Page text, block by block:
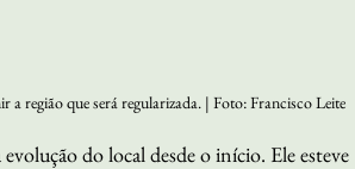
a região que será regularizada. | Foto: Francisco Leite
do local desde o início. Ele esteve